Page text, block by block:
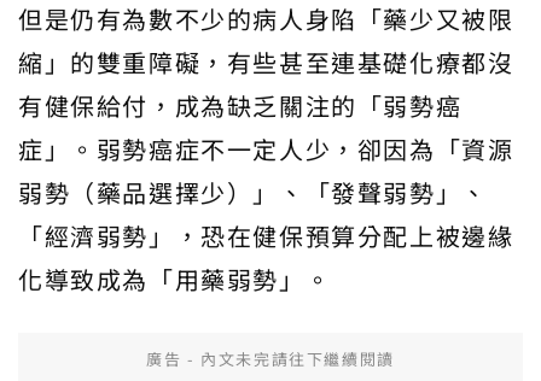
但是仍有為數不少的病人身陷「藥少又被限
縮」的雙重障礙，有些甚至連基礎化療都沒
有健保給付，成為缺乏關注的「弱勢癌
症」。弱勢癌症不一定人少，卻因為「資源
弱勢（藥品選擇少）」、「發聲弱勢」、
「經濟弱勢」，恐在健保預算分配上被邊緣
化導致成為「用藥弱勢」。
廣告 - 內文未完請往下繼續閱讀